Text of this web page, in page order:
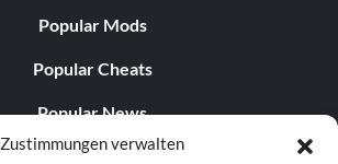
Zustimmungen verwalten
Popular Mods
Popular Cheats
Popular News
Popular Editorials